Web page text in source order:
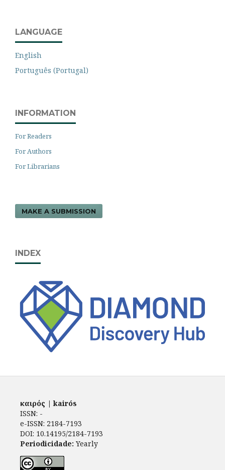
LANGUAGE
English
Português (Portugal)
INFORMATION
For Readers
For Authors
For Librarians
MAKE A SUBMISSION
INDEX
καιρός | kairós
ISSN: -
e-ISSN: 2184-7193
DOI: 10.14195/2184-7193
Periodicidade: Yearly